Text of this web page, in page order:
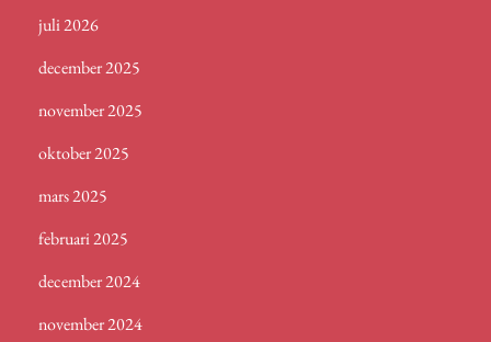
juli 2026
december 2025
november 2025
oktober 2025
mars 2025
februari 2025
december 2024
november 2024